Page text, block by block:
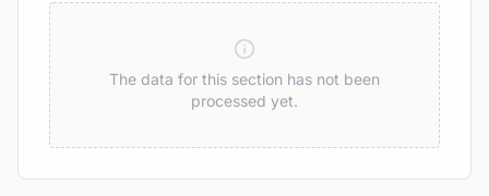
The data for this section has not been
processed yet.